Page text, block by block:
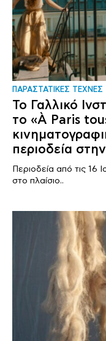
ΠΑΡΑΣΤΑΤΙΚΕΣ ΤΕΧΝΕΣ
Το Γαλλικό
το «À Paris
περιοδεία
Περιοδεία από τις 16
στο πλαίσιο..